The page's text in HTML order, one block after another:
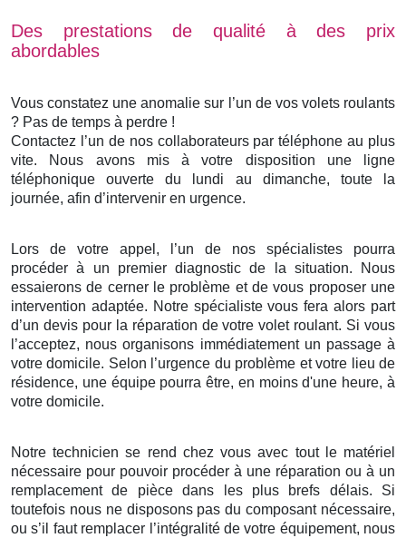
Des prestations de qualité à des prix
abordables
Vous constatez une anomalie sur l’un de vos volets roulants
? Pas de temps à perdre !
Contactez l’un de nos collaborateurs par téléphone au plus
vite. Nous avons mis à votre disposition une ligne
téléphonique ouverte du lundi au dimanche, toute la
journée, afin d’intervenir en urgence.
Lors de votre appel, l’un de nos spécialistes pourra
procéder à un premier diagnostic de la situation. Nous
essaierons de cerner le problème et de vous proposer une
intervention adaptée. Notre spécialiste vous fera alors part
d’un devis pour la réparation de votre volet roulant. Si vous
l’acceptez, nous organisons immédiatement un passage à
votre domicile. Selon l’urgence du problème et votre lieu de
résidence, une équipe pourra être, en moins d'une heure, à
votre domicile.
Notre technicien se rend chez vous avec tout le matériel
nécessaire pour pouvoir procéder à une réparation ou à un
remplacement de pièce dans les plus brefs délais. Si
toutefois nous ne disposons pas du composant nécessaire,
ou s’il faut remplacer l’intégralité de votre équipement, nous